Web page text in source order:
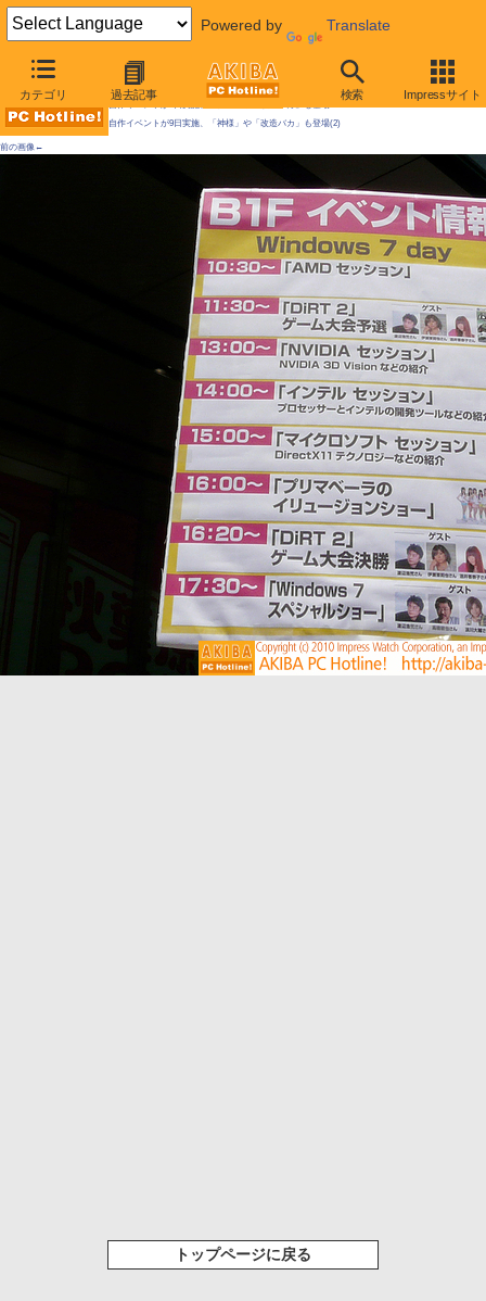
Powered by Translate
カテゴリ 過去記事 検索 Impressサイト
AKIBA PC Hotline! 2010年5月8日号
自作イベントが9日実施、「神様」や「改造バカ」も登場(2)
前の画像←
トップページに戻る